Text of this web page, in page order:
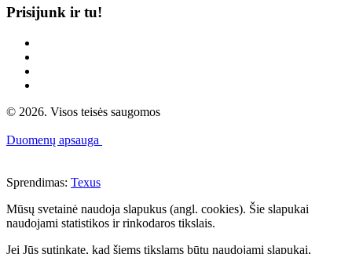
Prisijunk ir tu!
© 2026. Visos teisės saugomos
Duomenų apsauga
Sprendimas: Texus
Mūsų svetainė naudoja slapukus (angl. cookies). Šie slapukai
naudojami statistikos ir rinkodaros tikslais.
Jei Jūs sutinkate, kad šiems tikslams būtų naudojami slapukai,